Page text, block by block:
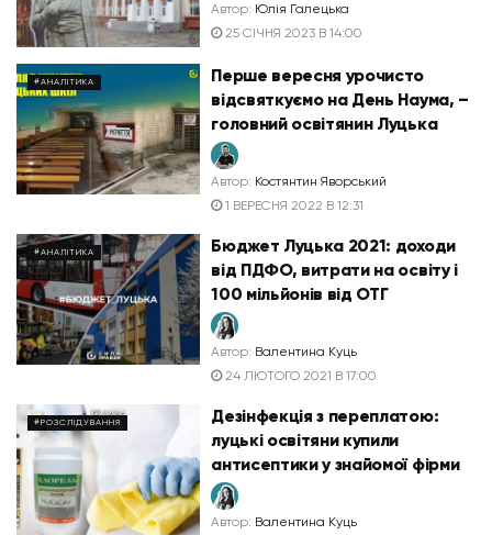
Автор: Юлія Галецька
25 СІЧНЯ 2023 В 14:00
#АНАЛІТИКА
Перше вересня урочисто
відсвяткуємо на День Наума, –
головний освітянин Луцька
Автор: Костянтин Яворський
1 ВЕРЕСНЯ 2022 В 12:31
#АНАЛІТИКА
Бюджет Луцька 2021: доходи
від ПДФО, витрати на освіту і
100 мільйонів від ОТГ
Автор: Валентина Куць
24 ЛЮТОГО 2021 В 17:00
#РОЗСЛІДУВАННЯ
Дезінфекція з переплатою:
луцькі освітяни купили
антисептики у знайомої фірми
Автор: Валентина Куць